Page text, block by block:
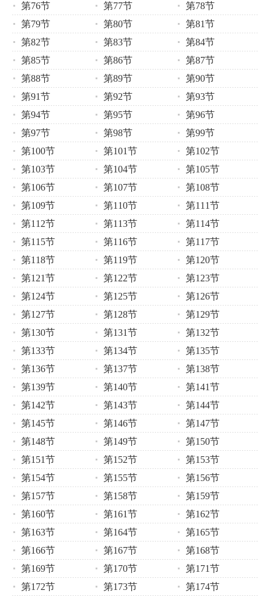
第76节
第77节
第78节
第79节
第80节
第81节
第82节
第83节
第84节
第85节
第86节
第87节
第88节
第89节
第90节
第91节
第92节
第93节
第94节
第95节
第96节
第97节
第98节
第99节
第100节
第101节
第102节
第103节
第104节
第105节
第106节
第107节
第108节
第109节
第110节
第111节
第112节
第113节
第114节
第115节
第116节
第117节
第118节
第119节
第120节
第121节
第122节
第123节
第124节
第125节
第126节
第127节
第128节
第129节
第130节
第131节
第132节
第133节
第134节
第135节
第136节
第137节
第138节
第139节
第140节
第141节
第142节
第143节
第144节
第145节
第146节
第147节
第148节
第149节
第150节
第151节
第152节
第153节
第154节
第155节
第156节
第157节
第158节
第159节
第160节
第161节
第162节
第163节
第164节
第165节
第166节
第167节
第168节
第169节
第170节
第171节
第172节
第173节 第174节